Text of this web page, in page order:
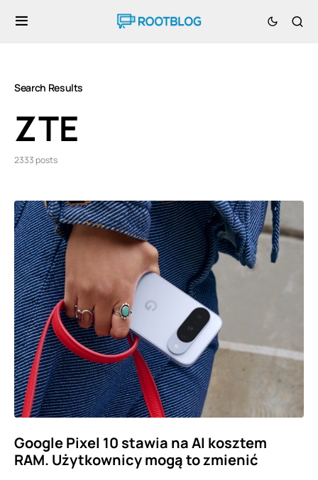
Search Results
ZTE
2333 posts
Google Pixel 10 stawia na AI kosztem
RAM. Użytkownicy mogą to zmienić